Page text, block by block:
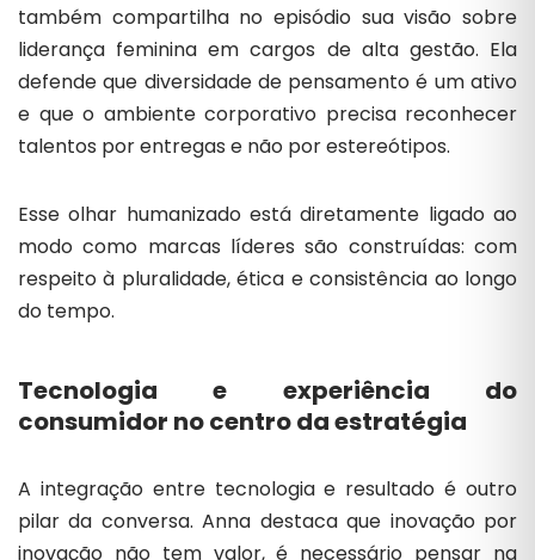
também compartilha no episódio sua visão sobre
liderança feminina em cargos de alta gestão. Ela
defende que diversidade de pensamento é um ativo
e que o ambiente corporativo precisa reconhecer
talentos por entregas e não por estereótipos.
Esse olhar humanizado está diretamente ligado ao
modo como marcas líderes são construídas: com
respeito à pluralidade, ética e consistência ao longo
do tempo.
Tecnologia e experiência do
consumidor no centro da estratégia
A integração entre tecnologia e resultado é outro
pilar da conversa. Anna destaca que inovação por
inovação não tem valor, é necessário pensar na